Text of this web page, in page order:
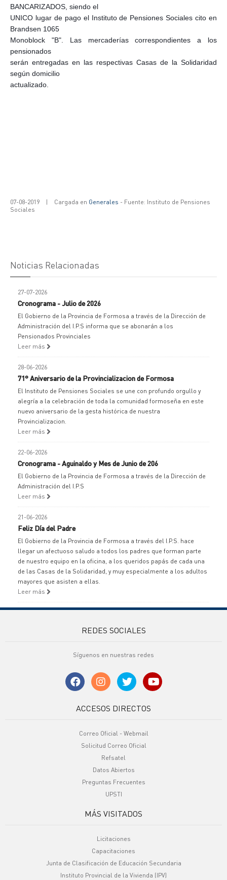
BANCARIZADOS, siendo el
UNICO lugar de pago el Instituto de Pensiones Sociales cito en
Brandsen 1065
Monoblock "B". Las mercaderías correspondientes a los
pensionados
serán entregadas en las respectivas Casas de la Solidaridad
según domicilio
actualizado.
07-08-2019 | Cargada en Generales - Fuente: Instituto de Pensiones
Sociales
Noticias Relacionadas
27-07-2026
Cronograma - Julio de 2026
El Gobierno de la Provincia de Formosa a través de la Dirección de
Administración del I.P.S informa que se abonarán a los
Pensionados Provinciales
Leer más
28-06-2026
71° Aniversario de la Provincializacion de Formosa
El Instituto de Pensiones Sociales se une con profundo orgullo y
alegría a la celebración de toda la comunidad formoseña en este
nuevo aniversario de la gesta histórica de nuestra
Provincializacion.
Leer más
22-06-2026
Cronograma - Aguinaldo y Mes de Junio de 206
El Gobierno de la Provincia de Formosa a través de la Dirección de
Administración del I.P.S
Leer más
21-06-2026
Feliz Día del Padre
El Gobierno de la Provincia de Formosa a través del I.P.S. hace
llegar un afectuoso saludo a todos los padres que forman parte
de nuestro equipo en la oficina, a los queridos papás de cada una
de las Casas de la Solidaridad, y muy especialmente a los adultos
mayores que asisten a ellas.
Leer más
REDES SOCIALES
Síguenos en nuestras redes
ACCESOS DIRECTOS
Correo Oficial - Webmail
Solicitud Correo Oficial
Refsatel
Datos Abiertos
Preguntas Frecuentes
UPSTI
MÁS VISITADOS
Licitaciones
Capacitaciones
Junta de Clasificación de Educación Secundaria
Instituto Provincial de la Vivienda (IPV)